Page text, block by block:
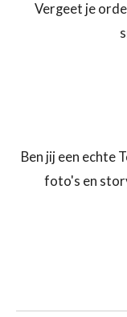
Vergeet je
Ben jij een echte
foto's en